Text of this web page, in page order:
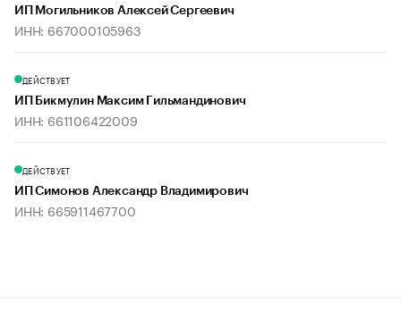
ИП Могильников Алексей Сергеевич
ИНН: 667000105963
ДЕЙСТВУЕТ
ИП Бикмулин Максим Гильмандинович
ИНН: 661106422009
ДЕЙСТВУЕТ
ИП Симонов Александр Владимирович
ИНН: 665911467700